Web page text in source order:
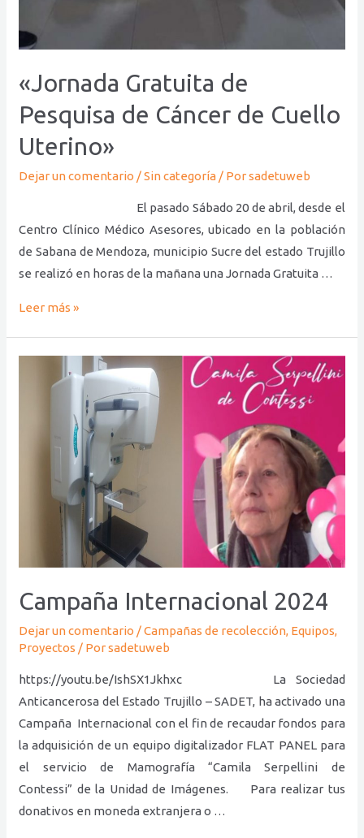
«Jornada Gratuita de
Pesquisa de Cáncer de Cuello
Uterino»
Dejar un comentario /Sin categoría / Porsadetuweb
El pasado Sábado 20 de abril, desde el
Centro Clínico Médico Asesores, ubicado en la población
de Sabana de Mendoza, municipio Sucre del estado Trujillo
se realizó en horas de la mañana una Jornada Gratuita …
Leer más »
Campaña Internacional 2024
Dejar un comentario /Campañas de recolección, Equipos,
Proyectos / Porsadetuweb
https://youtu.be/IshSX1Jkhxc La Sociedad
Anticancerosa del Estado Trujillo – SADET, ha activado una
Campaña Internacional con el fin de recaudar fondos para
la adquisición de un equipo digitalizador FLAT PANEL para
el servicio de Mamografía “Camila Serpellini de
Contessi” de la Unidad de Imágenes. Para realizar tus
donativos en moneda extranjera o …
Internacional